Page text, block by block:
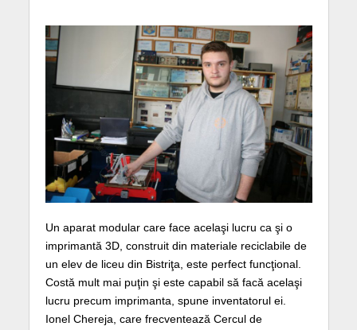
Un aparat modular care face acelaşi lucru ca şi o
imprimantă 3D, construit din materiale reciclabile de
un elev de liceu din Bistriţa, este perfect funcţional.
Costă mult mai puţin şi este capabil să facă acelaşi
lucru precum imprimanta, spune inventatorul ei.
Ionel Chereja, care frecventează Cercul de